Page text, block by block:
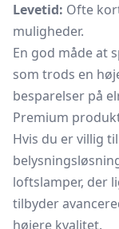
Levetid: Ofte
muligheder.
En god måde at
som trods en
besparelser på
Premium
Hvis du er villig
loftslamper, der
tilbyder
højere kvalitet.